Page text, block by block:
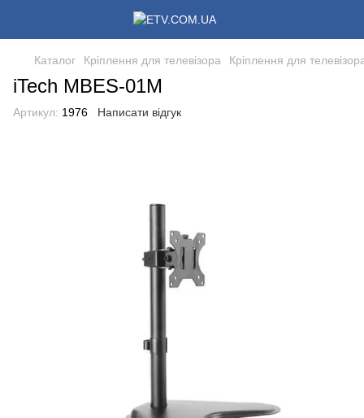
Каталог Кріплення для телевізора Кріплення для
iTech MBES-01M
Артикул: 1976 Написати відгук